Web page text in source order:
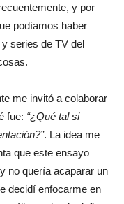
y por
podíamos haber
y series de TV del
me invitó a colaborar
fue: “¿Qué tal si
. La idea me
que este ensayo
no quería acaparar un
decidí enfocarme en